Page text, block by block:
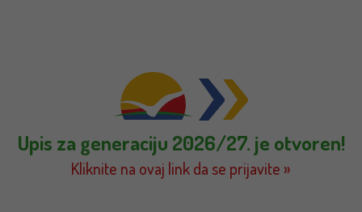
Upis za generaciju 2026/27. je otvoren!
Kliknite na ovaj link da se prijavite »